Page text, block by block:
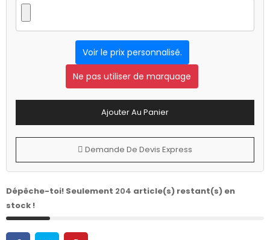
Voir le prix personnalisé.
Ne pas utiliser de marquage
Ajouter Au Panier
Demande De Devis Express
Dépêche-toi! Seulement 204 article(s) restant(s) en
stock !